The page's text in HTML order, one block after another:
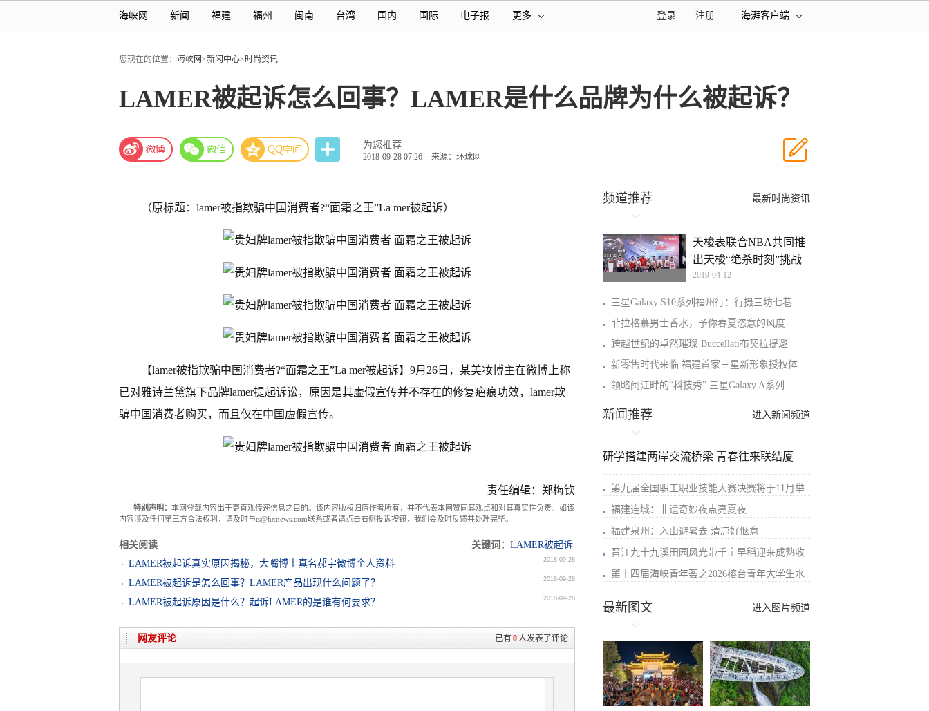
海峡网 新闻 福建 福州 闽南 台湾 国内 国际 电子报 更多 海湃客户端
注册
登录
您现在的位置： 海峡网>新闻中心>时尚资讯
LAMER被起诉怎么回事？LAMER是什么品牌为什么被起诉？
为您推荐
2018-09-28 07:26 来源：环球网
（原标题：lamer被指欺骗中国消费者?“面霜之王”La mer被起诉）
【lamer被指欺骗中国消费者?“面霜之王”La mer被起诉】9月26日，某美妆博主在微博上称
已对雅诗兰黛旗下品牌lamer提起诉讼，原因是其虚假宣传并不存在的修复疤痕功效，lamer欺
骗中国消费者购买，而且仅在中国虚假宣传。
责任编辑：郑梅钦
特别声明： 本网登载内容出于更直观传递信息之目的。该内容版权归原作者所有，并不代表本网赞同其观点和对其真实性负责。如该
内容涉及任何第三方合法权利，请及时与ts@hxnews.com联系或者请点击右侧投诉按钮，我们会及时反馈并处理完毕。
相关阅读 关键词： LAMER被起诉
LAMER被起诉真实原因揭秘，大嘴博士真名郝宇微博个人资料
2018-09-28
LAMER被起诉是怎么回事？LAMER产品出现什么问题了？ 2018-09-28
LAMER被起诉原因是什么？起诉LAMER的是谁有何要求？ 2018-09-28
已有0人发表了评论
网友评论
最新时尚资讯
频道推荐
天梭表联合NBA共同推
出天梭“绝杀时刻”挑战
2019-04-12
三星Galaxy S10系列福州行：行摄三坊七巷
菲拉格慕男士香水，予你春夏恣意的风度
跨越世纪的卓然璀璨 Buccellati布契拉提邀
新零售时代来临 福建首家三星新形象授权体
领略闽江畔的“科技秀” 三星Galaxy A系列
进入新闻频道
新闻推荐
研学搭建两岸交流桥梁 青春往来联结厦
第九届全国职工职业技能大赛决赛将于11月举
福建连城：非遗奇妙夜点亮夏夜
福建泉州：入山避暑去 清凉好惬意
晋江九十九溪田园风光带千亩早稻迎来成熟收
第十四届海峡青年荟之2026榕台青年大学生水
进入图片频道
最新图文